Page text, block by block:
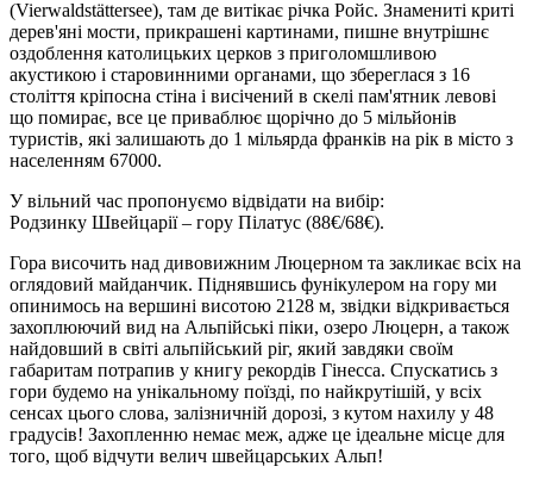
(Vierwaldstättersee), там де витікає річка Ройс. Знамениті криті
дерев'яні мости, прикрашені картинами, пишне внутрішнє
оздоблення католицьких церков з приголомшливою
акустикою і старовинними органами, що збереглася з 16
століття кріпосна стіна і висічений в скелі пам'ятник левові
що помирає, все це приваблює щорічно до 5 мільйонів
туристів, які залишають до 1 мільярда франків на рік в місто з
населенням 67000.
У вільний час пропонуємо відвідати на вибір:
Родзинку Швейцарії – гору Пілатус (88€/68€).
Гора височить над дивовижним Люцерном та закликає всіх на
оглядовий майданчик. Піднявшись фунікулером на гору ми
опинимось на вершині висотою 2128 м, звідки відкривається
захоплюючий вид на Альпійські піки, озеро Люцерн, а також
найдовший в світі альпійський ріг, який завдяки своїм
габаритам потрапив у книгу рекордів Гінесса. Спускатись з
гори будемо на унікальному поїзді, по найкрутішій, у всіх
сенсах цього слова, залізничній дорозі, з кутом нахилу у 48
градусів! Захопленню немає меж, адже це ідеальне місце для
того, щоб відчути велич швейцарських Альп!